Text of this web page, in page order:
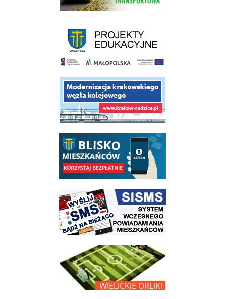
link do opisu projektu budowy linii kolejowej Krakow Rudzice
link do opisu aplikacji - BLISKO, Gmina Wieliczka w aplikacji Blisko
link do strony systemu wczesnego ostrzegania mieszkańców SISMS
link do opisu projektu Wielickie Orliki